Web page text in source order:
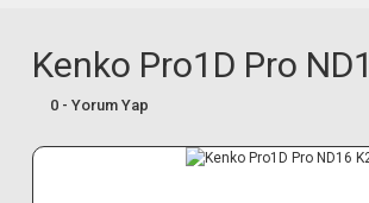
Kenko Pro1D Pro
0 - Yorum Yap